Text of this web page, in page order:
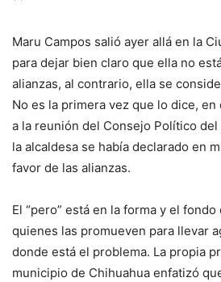
Maru Campos salió ayer allá en la
para dejar bien claro que ella no
alianzas, al contrario, ella se
No es la primera vez que lo dice,
a la reunión del Consejo Político
la alcaldesa se había declarado en
favor de las alianzas.
El “pero” está en la forma y el
quienes las promueven para llevar
donde está el problema. La propia
municipio de Chihuahua enfatizó